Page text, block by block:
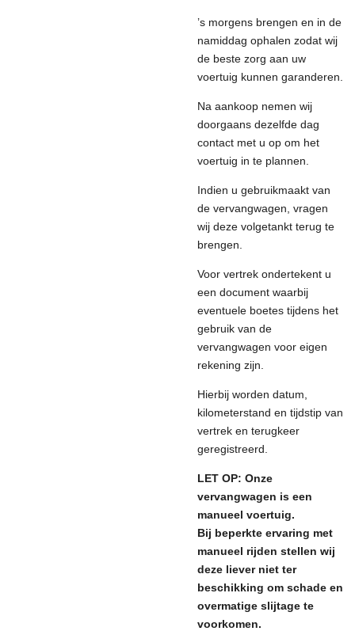
’s morgens brengen en in de
namiddag ophalen zodat wij
de beste zorg aan uw
voertuig kunnen garanderen.
Na aankoop nemen wij
doorgaans dezelfde dag
contact met u op om het
voertuig in te plannen.
Indien u gebruikmaakt van
de vervangwagen, vragen
wij deze volgetankt terug te
brengen.
Voor vertrek ondertekent u
een document waarbij
eventuele boetes tijdens het
gebruik van de
vervangwagen voor eigen
rekening zijn.
Hierbij worden datum,
kilometerstand en tijdstip van
vertrek en terugkeer
geregistreerd.
LET OP: Onze
vervangwagen is een
manueel voertuig.
Bij beperkte ervaring met
manueel rijden stellen wij
deze liever niet ter
beschikking om schade en
overmatige slijtage te
voorkomen.